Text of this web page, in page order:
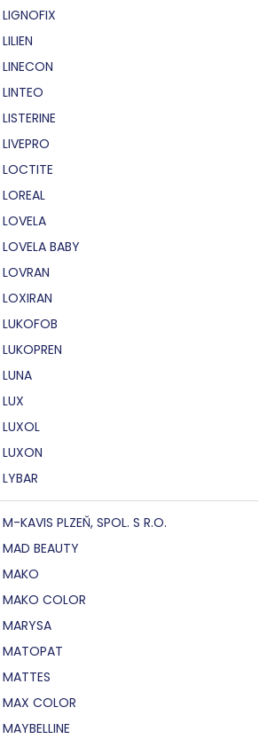
LIGNOFIX
LILIEN
LINECON
LINTEO
LISTERINE
LIVEPRO
LOCTITE
LOREAL
LOVELA
LOVELA BABY
LOVRAN
LOXIRAN
LUKOFOB
LUKOPREN
LUNA
LUX
LUXOL
LUXON
LYBAR
M-KAVIS PLZEŇ, SPOL. S R.O.
MAD BEAUTY
MAKO
MAKO COLOR
MARYSA
MATOPAT
MATTES
MAX COLOR
MAYBELLINE